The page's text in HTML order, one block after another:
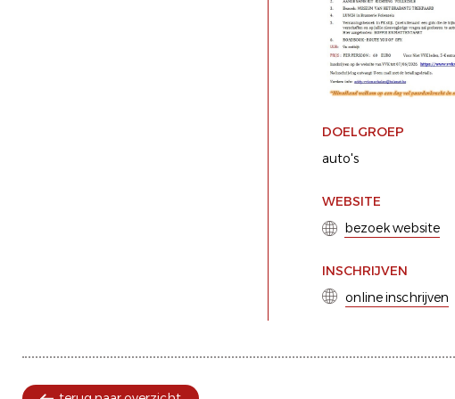
DOELGROEP
auto's
WEBSITE
bezoek website
INSCHRIJVEN
online inschrijven